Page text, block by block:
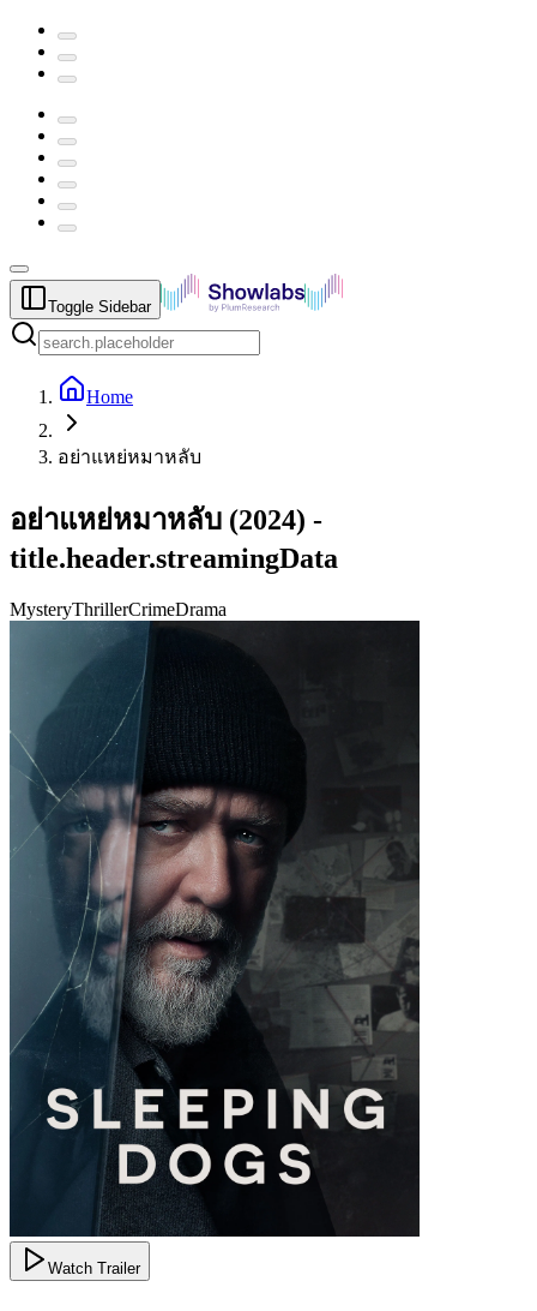
Toggle Sidebar
Home
อย่าแหย่หมาหลับ
อย่าแหย่หมาหลับ (2024) -
title.header.streamingData
MysteryThrillerCrimeDrama
Watch Trailer